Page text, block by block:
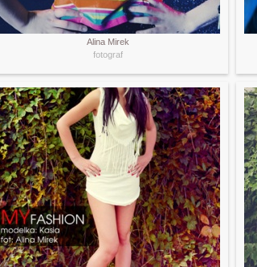
Alina Mirek
fotograf